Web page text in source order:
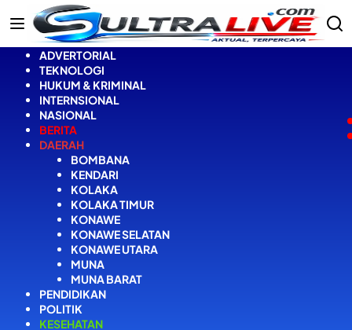
Langsung
ke
ADVERTORIAL
TEKNOLOGI
HUKUM & KRIMINAL
INTERNSIONAL
NASIONAL
BERITA
DAERAH
BOMBANA
KENDARI
KOLAKA
KOLAKA TIMUR
KONAWE
KONAWE SELATAN
KONAWE UTARA
MUNA
MUNA BARAT
PENDIDIKAN
POLITIK
KESEHATAN